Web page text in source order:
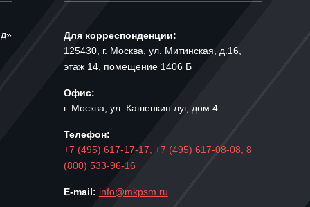
Для корреспонденции:
125430, г. Москва, ул. Митинская, д.16,
этаж 14, помещение 1406 Б
Офис:
г. Москва, ул. Кашенкин луг, дом 4
Телефон:
+7 (495) 617-17-17, +7 (495) 617-08-08, 8
(800) 533-96-16
E-mail: info@mkpsm.ru